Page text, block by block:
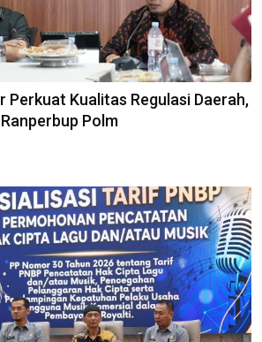
Perkuat Kualitas Regulasi Daerah,
Polm